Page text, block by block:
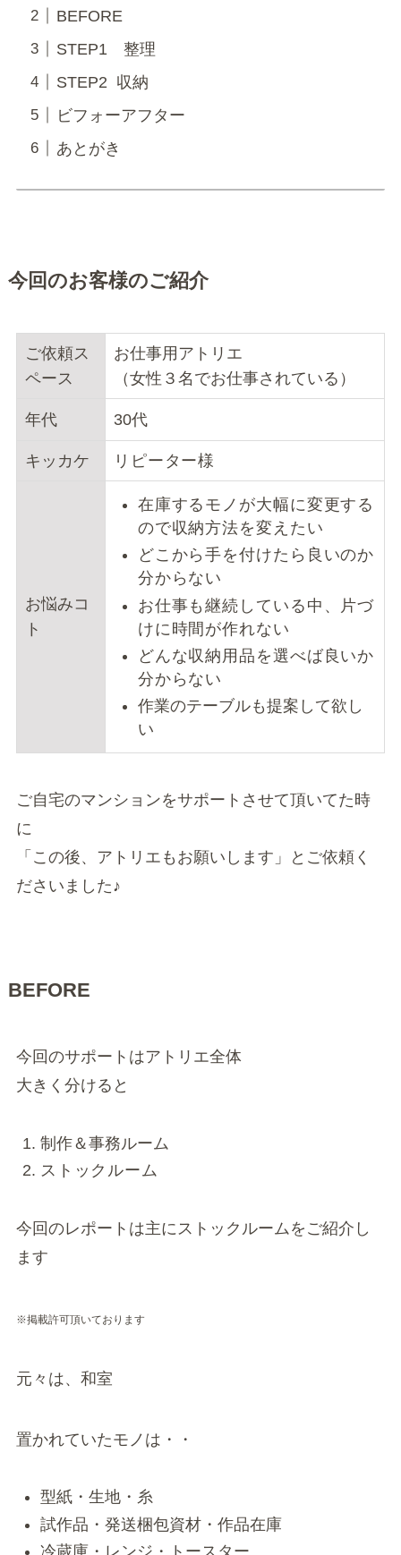
BEFORE
STEP1 整理
STEP2 収納
ビフォーアフター
あとがき
今回のお客様のご紹介
ご依頼ス
ペース
お仕事用アトリエ
（女性３名でお仕事されている）
年代 30代
キッカケ リピーター様
お悩みコ
ト
在庫するモノが大幅に変更する
ので収納方法を変えたい
どこから手を付けたら良いのか
分からない
お仕事も継続している中、片づ
けに時間が作れない
どんな収納用品を選べば良いか
分からない
作業のテーブルも提案して欲し
い
ご自宅のマンションをサポートさせて頂いてた時
に
「この後、アトリエもお願いします」とご依頼く
ださいました♪
BEFORE
今回のサポートはアトリエ全体
大きく分けると
制作＆事務ルーム
ストックルーム
今回のレポートは主にストックルームをご紹介し
ます
※掲載許可頂いております
元々は、和室
置かれていたモノは・・
型紙・生地・糸
試作品・発送梱包資材・作品在庫